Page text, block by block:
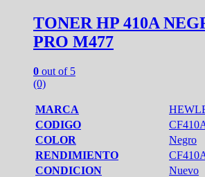
TONER HP 410A
PRO M477
0 out of 5
(0)
MARCA
CODIGO
COLOR
Negro
RENDIMIENTO
CONDICION
Nuevo